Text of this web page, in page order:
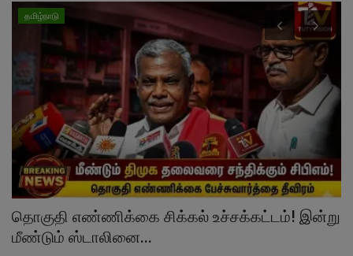
தமிழ்நாடு
தொகுதி எண்ணிக்கை சிக்கல் உச்சக்கட்டம்! இன்று
மீண்டும் ஸ்டாலினை...